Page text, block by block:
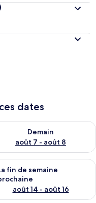
dates
6 - août 7
Demain
août 7 - août 8
la disponibilité pour
semaine août 7 -
fin de semaine
août 14 - août 16
la disponibilité pour